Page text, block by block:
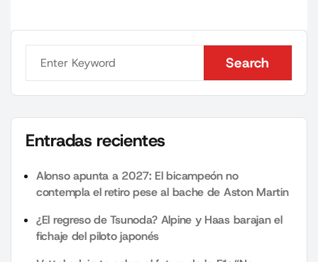
Search
Search
Entradas recientes
Alonso apunta a 2027: El bicampeón no
contempla el retiro pese al bache de Aston Martin
¿El regreso de Tsunoda? Alpine y Haas barajan el
fichaje del piloto japonés